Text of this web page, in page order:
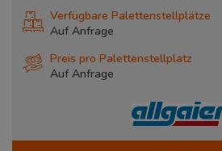
Verfügbare Palettenstellplätze
Auf Anfrage
Preis pro Palettenstellplatz
Auf Anfrage